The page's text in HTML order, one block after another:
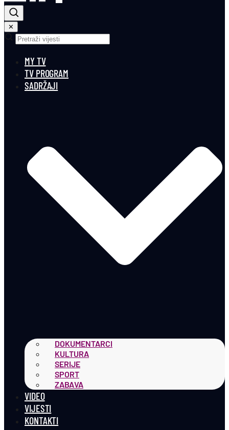
✕
MY TV
TV PROGRAM
SADRŽAJI
DOKUMENTARCI
KULTURA
SERIJE
SPORT
ZABAVA
VIDEO
VIJESTI
KONTAKTI